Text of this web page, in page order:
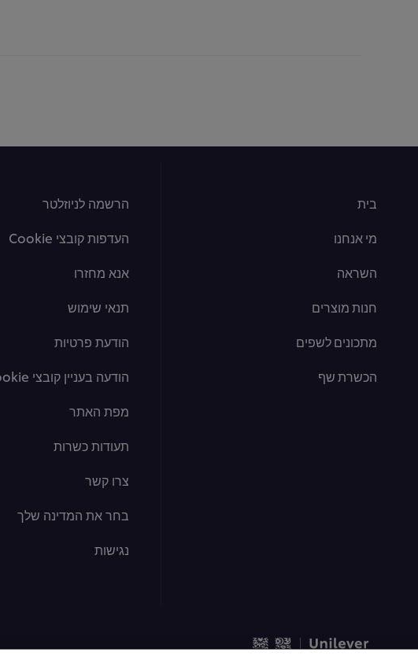
בית
מי אנחנו
השראה
חנות מוצרים
מתכונים לשפים
הכשרת שף
הרשמה לניוזלטר
העדפות קובצי Cookie
אנא מחזרו
תנאי שימוש
הודעת פרטיות
הודעה בעניין קובצי Cookie
מפת האתר
תעודות כשרות
צרו קשר
בחר את המדינה שלך
נגישות